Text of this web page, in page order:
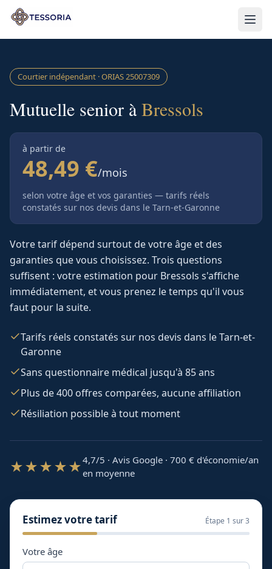
Aller au contenu principal
Courtier indépendant · ORIAS25007309
Mutuelle senior àBressols
à partir de
48,49 €/mois
selon votre âge et vos garanties — tarifs réels
constatés sur nos devis dans le Tarn-et-Garonne
Votre tarif dépend surtout de votre âge et des
garanties que vous choisissez. Trois questions
suffisent : votre estimation pour Bressols s'affiche
immédiatement, et vous prenez le temps qu'il vous
faut pour la suite.
Tarifs réels constatés sur nos devis dans le Tarn-et-
Garonne
Sans questionnaire médical jusqu'à 85 ans
Plus de 400 offres comparées, aucune affiliation
Résiliation possible à tout moment
★★★★★4,7/5 · Avis Google · 700 € d'économie/an
en moyenne
Estimez votre tarif Étape 1 sur 3
Votre âge